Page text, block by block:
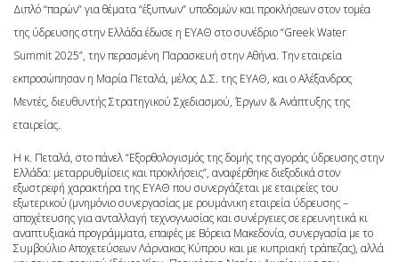
Διπλό “παρών” για θέματα “έξυπνων” υποδομών και προκλήσεων στον τομέα
της ύδρευσης στην Ελλάδα έδωσε η ΕΥΑΘ στο συνέδριο “Greek Water
Summit 2025”, την περασμένη Παρασκευή στην Αθήνα. Την εταιρεία
εκπροσώπησαν η Μαρία Πεταλά, μέλος Δ.Σ. της ΕΥΑΘ, και ο Αλέξανδρος
Μεντές, διευθυντής Στρατηγικού Σχεδιασμού, Έργων & Ανάπτυξης της
εταιρείας.
Η κ. Πεταλά, στο πάνελ “Εξορθολογισμός της δομής της αγοράς ύδρευσης στην
Ελλάδα: μεταρρυθμίσεις και προκλήσεις”, αναφέρθηκε διεξοδικά στον
εξωστρεφή χαρακτήρα της ΕΥΑΘ που συνεργάζεται με εταιρείες του
εξωτερικού (μνημόνιο συνεργασίας με ρουμάνικη εταιρεία ύδρευσης –
αποχέτευσης για ανταλλαγή τεχνογνωσίας και συνέργειες σε ερευνητικά κι
αναπτυξιακά προγράμματα, επαφές με Βόρεια Μακεδονία, συνεργασία με το
Συμβούλιο Αποχετεύσεων Λάρνακας Κύπρου και με κυπριακή τράπεζας), αλλά